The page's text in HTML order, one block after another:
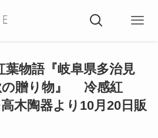
葉物語『岐阜県多治見
の贈り物』 冷感紅
木陶器より10月20日販